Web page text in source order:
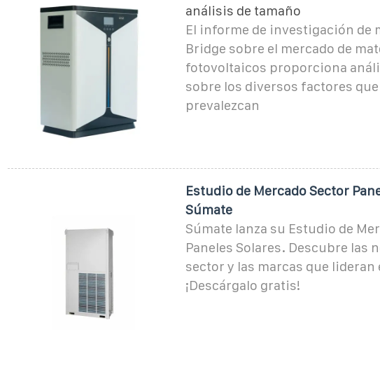
análisis de tamaño
El informe de investigación de
Bridge sobre el mercado de
fotovoltaicos proporciona
sobre los diversos factores que
prevalezcan
Estudio de Mercado Sector
Súmate
Súmate lanza su Estudio de
Paneles Solares. Descubre las
sector y las marcas que
¡Descárgalo gratis!